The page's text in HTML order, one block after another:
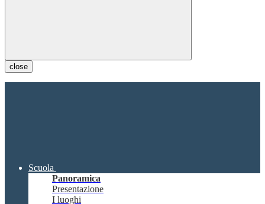
close
Scuola
Panoramica
Presentazione
I luoghi